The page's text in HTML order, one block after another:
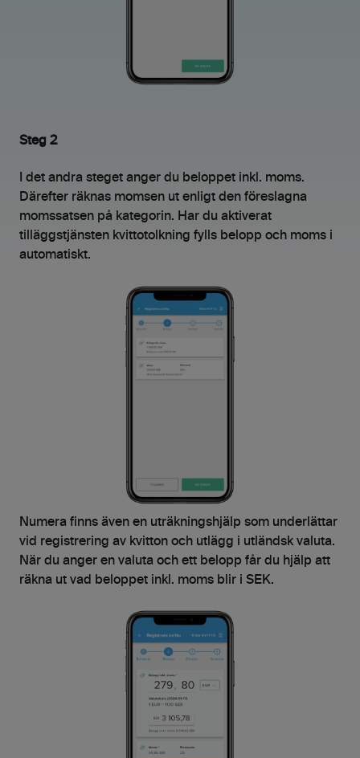
Steg 2
I det andra steget anger du beloppet inkl. moms.
Därefter räknas momsen ut enligt den föreslagna
momssatsen på kategorin. Har du aktiverat
tilläggstjänsten kvittotolkning fylls belopp och moms i
automatiskt.
Numera finns även en uträkningshjälp som underlättar
vid registrering av kvitton och utlägg i utländsk valuta.
När du anger en valuta och ett belopp får du hjälp att
räkna ut vad beloppet inkl. moms blir i SEK.